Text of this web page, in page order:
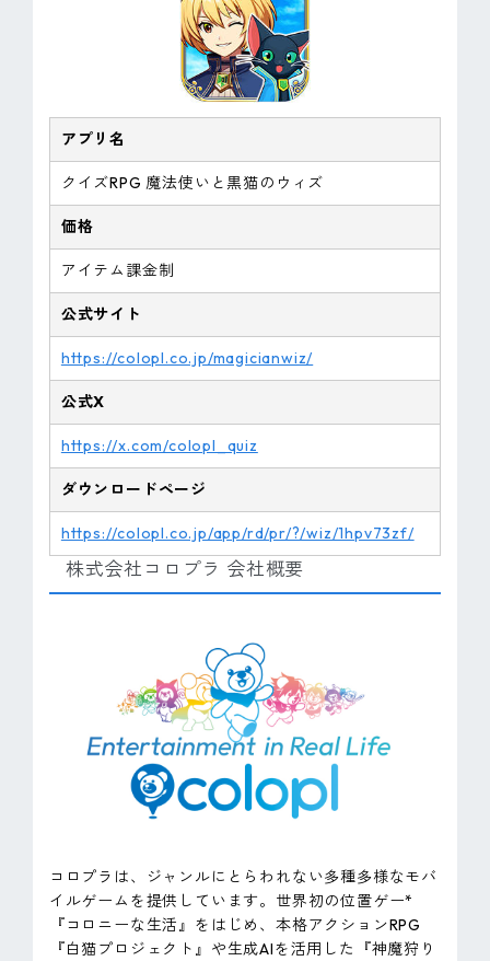
アプリ名
クイズRPG 魔法使いと黒猫のウィズ
価格
アイテム課金制
公式サイト
https://colopl.co.jp/magicianwiz/
公式X
https://x.com/colopl_quiz
ダウンロードページ
https://colopl.co.jp/app/rd/pr/?/wiz/1hpv73zf/
株式会社コロプラ 会社概要
コロプラは、ジャンルにとらわれない多種多様なモバ
イルゲームを提供しています。世界初の位置ゲー*
『コロニーな生活』をはじめ、本格アクションRPG
『白猫プロジェクト』や生成AIを活用した『神魔狩り